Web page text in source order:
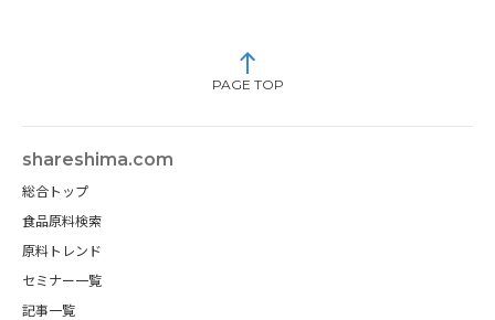
PAGE TOP
shareshima.com
総合トップ
食品原料検索
原料トレンド
セミナー一覧
記事一覧